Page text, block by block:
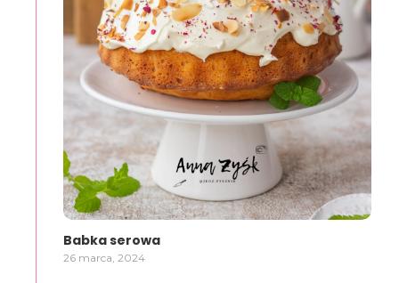
Babka serowa
26 marca, 2024